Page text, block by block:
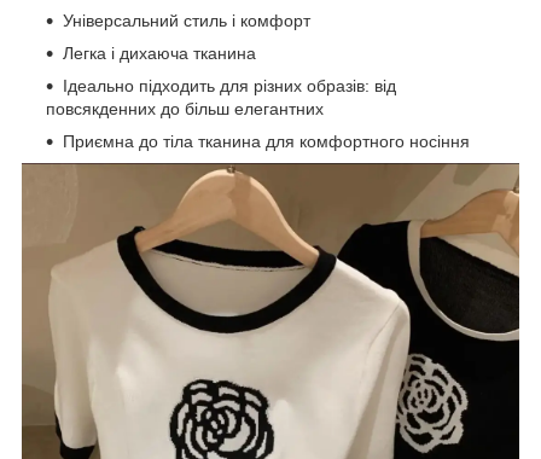
Універсальний стиль і комфорт
Легка і дихаюча тканина
Ідеально підходить для різних образів: від
повсякденних до більш елегантних
Приємна до тіла тканина для комфортного носіння